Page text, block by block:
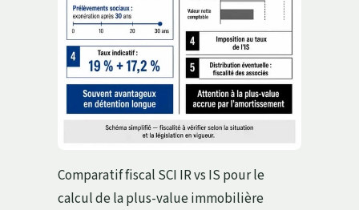
Comparatif fiscal SCI IR vs IS pour le
calcul de la plus-value immobilière